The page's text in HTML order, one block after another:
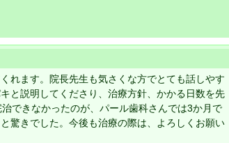
れます。院長先生も気さくな方でとても話しやす
と説明してくださり、治療方針、かかる日数を先
できなかったのが、パール歯科さんでは3か月で
驚きでした。今後も治療の際は、よろしくお願い